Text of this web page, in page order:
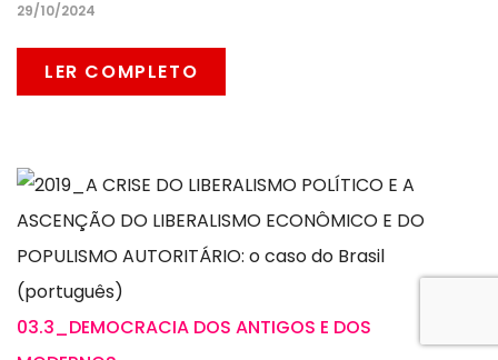
29/10/2024
LER COMPLETO
03.3_DEMOCRACIA DOS ANTIGOS E DOS